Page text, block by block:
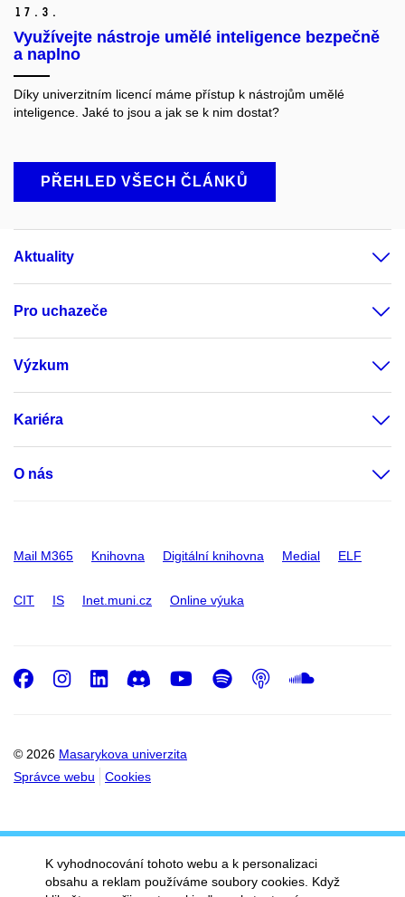
17. 3.
Využívejte nástroje umělé inteligence bezpečně
a naplno
Díky univerzitním licencí máme přístup k nástrojům umělé
inteligence. Jaké to jsou a jak se k nim dostat?
PŘEHLED VŠECH ČLÁNKŮ
Aktuality
Pro uchazeče
Výzkum
Kariéra
O nás
Mail M365 Knihovna Digitální knihovna Medial ELF
CIT IS Inet.muni.cz Online výuka
© 2026 Masarykova univerzita
Správce webu
Cookies
Facebook
Instagram
LinkedIn
DiscordYoutube
Spotify
Podcast
K vyhodnocování tohoto webu a k personalizaci
obsahu a reklam používáme soubory cookies. Když